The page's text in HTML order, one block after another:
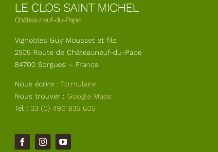
LE CLOS SAINT MICHEL
Châteauneuf-du-Pape
Vignobles Guy Mousset et fils
2505 Route de Châteauneuf-du-Pape
84700 Sorgues – France
Nous écrire : formulaire
Nous trouver : Google Maps
Tél : 33 (0) 490 835 605